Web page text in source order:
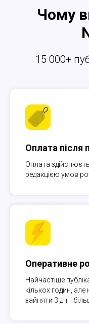
Чому
15 000+
Оплата після
Оплата
редакцією умов
Оперативне
Найчастіше
кількох годин,
зайняти 3 дні і